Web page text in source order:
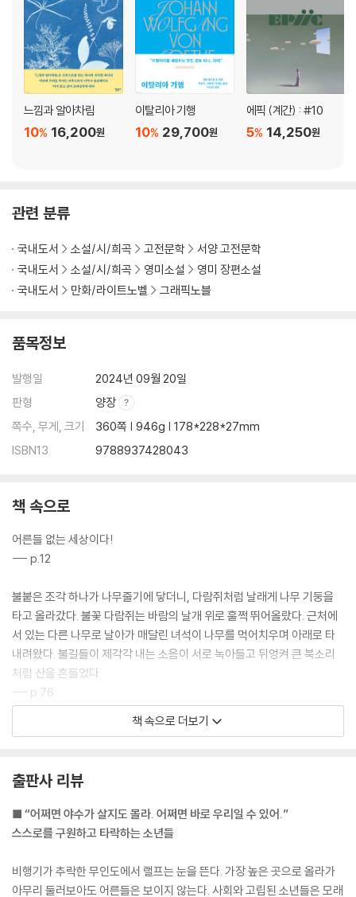
느낌과 알아차림
16,200원
10%
이탈리아 기행
29,700원
10%
에픽 (계간) : #10
14,250원
5%
관련 분류
국내도서 소설/시/희곡 고전문학
서양 고전문학
국내도서
소설/시/희곡 영미소설
영미 장편소설
국내도서
만화/라이트노벨 그래픽노블
품목정보
발행일
2024년 09월 20일
판형
양장
쪽수, 무게, 크기
360쪽 | 946g | 178*228*27mm
ISBN13
9788937428043
책 속으로
어른들 없는 세상이다!
--- p.12
불붙은 조각 하나가 나무줄기에 닿더니, 다람쥐처럼 날래게 나무 기둥을
타고 올라갔다. 불꽃 다람쥐는 바람의 날개 위로 훌쩍 뛰어올랐다. 근처에
서 있는 다른 나무로 날아가 매달린 녀석이 나무를 먹어치우며 아래로 타
내려왔다. 불길들이 제각각 내는 소음이 서로 녹아들고 뒤엉켜 큰 북소리
처럼 산을 흔들었다.
--- p.76
돼지를 죽여! 멱을 따고! 피를 뽑자!
아이들은 저마다 각자의 슬픔을 깨닫게 되었고, 어쩌면 인류 공통의 어떤
슬픔을 서로 나누고 싶었는지 모른다.
--- p.144
어쩌면… 어쩌면 야수가 살지도 몰라. 어쩌면 그건 바로 우리일 수 있어.
--- pp.145~146
책 속으로 더보기
출판사 리뷰
■ “어쩌면 야수가 살지도 몰라. 어쩌면 바로 우리일 수 있어.”
스스로를 구원하고 타락하는 소년들
비행기가 추락한 무인도에서 랠프는 눈을 뜬다. 가장 높은 곳으로 올라가
아무리 둘러보아도 어른들은 보이지 않는다. 사회와 고립된 소년들은 모래